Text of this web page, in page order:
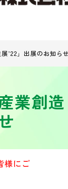
’22」出展のお知ら
業創造
様にご